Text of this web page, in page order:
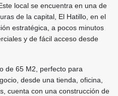
local se encuentra en una de
de la capital, El Hatillo, en el
estratégica, a pocos minutos
y de fácil acceso desde
de 65 M2, perfecto para
desde una tienda, oficina,
cuenta con una construcción de